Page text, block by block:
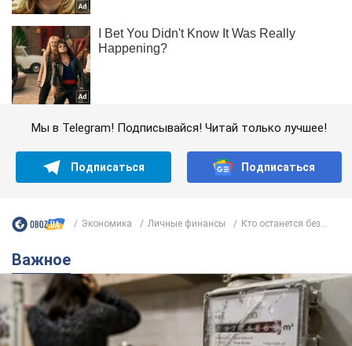
Мы в Telegram! Подписывайся! Читай только лучшее!
Подписаться Подписаться
Экономика Личные финансы Кто останется без...
Важное